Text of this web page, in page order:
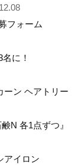
フォーム
に！
ーン ヘアトリー
N 各1点ずつ』
アイロン